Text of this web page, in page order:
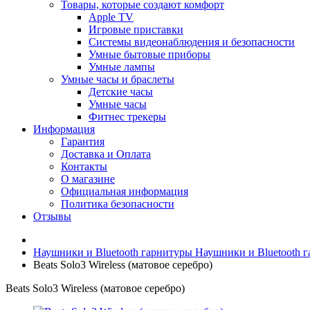
Товары, которые создают комфорт
Apple TV
Игровые приставки
Системы видеонаблюдения и безопасности
Умные бытовые приборы
Умные лампы
Умные часы и браслеты
Детские часы
Умные часы
Фитнес трекеры
Информация
Гарантия
Доставка и Оплата
Контакты
О магазине
Официальная информация
Политика безопасности
Отзывы
Наушники и Bluetooth гарнитуры Наушники и Bluetooth
Beats Solo3 Wireless (матовое серебро)
Beats Solo3 Wireless (матовое серебро)